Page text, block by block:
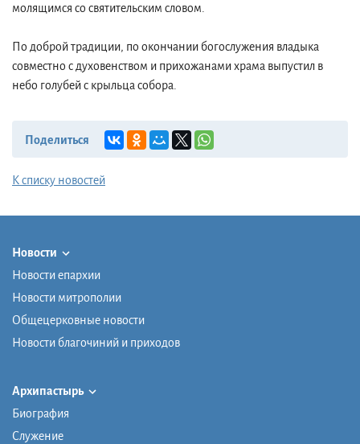
молящимся со святительским словом.
По доброй традиции, по окончании богослужения владыка
совместно с духовенством и прихожанами храма выпустил в
небо голубей с крыльца собора.
Поделиться
К списку новостей
Новости
Новости епархии
Новости митрополии
Общецерковные новости
Новости благочиний и приходов
Архипастырь
Биография
Служение